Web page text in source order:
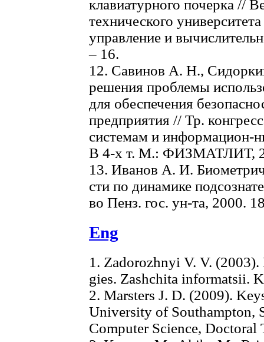
клавиатурного почерка //
технического
управление и
– 16.
12. Савинов А. Н.,
решения проблемы
для обеспечения
предприятия // Тр.
системам и информацион-
В 4-х т. М.: ФИЗМАТЛИТ,
13. Иванов А. И.
сти по динамике
во Пенз. гос. ун-та, 2000.
Eng
1. Zadorozhnyi V. V.
gies. Zashchita informatsii.
2. Marsters J. D. (2009).
University of Southampton,
Computer Science, Doctoral